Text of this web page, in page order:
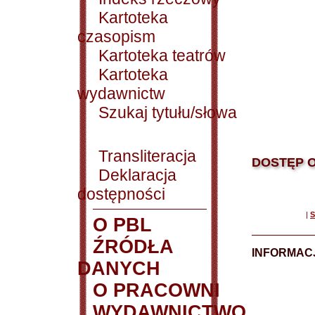
Kartoteka
czasopism
Kartoteka teatrów
Kartoteka
wydawnictw
Szukaj tytułu/słowa
Transliteracja
Deklaracja
dostępności
O PBL
ŹRÓDŁA
DANYCH
O PRACOWNI
DOSTĘP
|